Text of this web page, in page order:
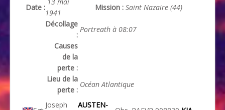
Date :
1941
Mission : Saint Nazaire (44)
Décollage
:
Portreath à 08:07
Causes
de la
perte :
Lieu de la
perte :
Océan Atlantique
Joseph
AUSTEN-